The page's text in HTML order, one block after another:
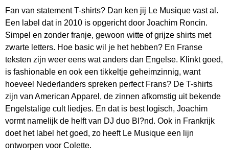
Fan van statement T-shirts? Dan ken jij Le Musique vast al.
Een label dat in 2010 is opgericht door Joachim Roncin.
Simpel en zonder franje, gewoon witte of grijze shirts met
zwarte letters. Hoe basic wil je het hebben? En Franse
teksten zijn weer eens wat anders dan Engelse. Klinkt goed,
is fashionable en ook een tikkeltje geheimzinnig, want
hoeveel Nederlanders spreken perfect Frans? De T-shirts
zijn van American Apparel, de zinnen afkomstig uit bekende
Engelstalige cult liedjes. En dat is best logisch, Joachim
vormt namelijk de helft van DJ duo Bl?nd. Ook in Frankrijk
doet het label het goed, zo heeft Le Musique een lijn
ontworpen voor Colette.